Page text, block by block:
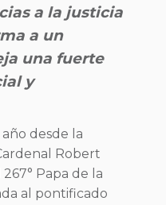
a la justicia
a un
una fuerte
y
desde la
Robert
Papa de la
al pontificado